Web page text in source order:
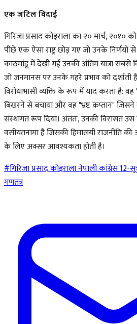
एक जटिल विदाई
गिरिजा प्रसाद कोइराला का २० मार्च,
पीछे एक ऐसा राष्ट्र छोड़ गए जो उनके
काठमांडू में देखी गई उनकी अंतिम यात्रा सबसे
जो जनमानस पर उनके गहरे प्रभाव को दर्शाती
विरोधाभासी व्यक्ति के रूप में याद करता है:
बिखरने से बचाया और वह "भ्रष्ट कप्तान"
संस्थागत रूप दिया। अंततः, उनकी विरासत उस
वसीयतनामा है जिसकी हिमालयी राजनीति
के लिए अक्सर आवश्यकता होती है।
#गिरिजा प्रसाद कोइरालानेपाली कांग्रेस12-
गणतंत्र